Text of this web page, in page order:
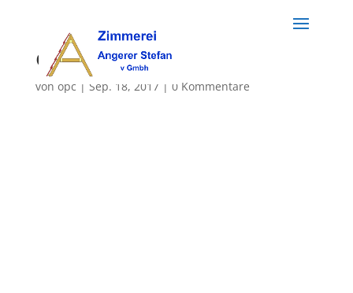
opcLogo
von opc | Sep. 18, 2017 | 0 Kommentare